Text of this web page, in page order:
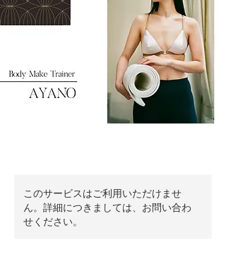
このサービスはご利用いただけませ
ん。詳細につきましては、お問い合わ
せください。